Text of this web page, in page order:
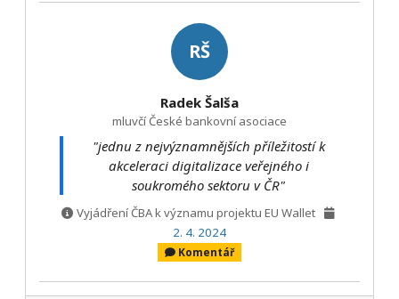
RŠ
Radek Šalša
mluvčí České bankovní asociace
"jednu z nejvýznamnějších příležitostí k
akceleraci digitalizace veřejného i
soukromého sektoru v ČR"
Vyjádření ČBA k významu projektu EU Wallet
2. 4. 2024
Komentář